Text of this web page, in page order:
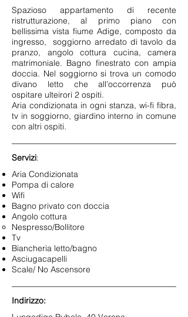
Spazioso appartamento di recente
ristrutturazione, al primo piano con
bellissima vista fiume Adige, composto da
ingresso, soggiorno arredato di tavolo da
pranzo, angolo cottura cucina, camera
matrimoniale. Bagno finestrato con ampia
doccia. Nel soggiorno si trova un comodo
divano letto che all’occorrenza può
ospitare ulteirori 2 ospiti.
Aria condizionata in ogni stanza, wi-fi fibra,
tv in soggiorno, giardino interno in comune
con altri ospiti.
Servizi:
Aria Condizionata
Pompa di calore
Wifi
Bagno privato con doccia
Angolo cottura
Nespresso/Bollitore
Tv
Biancheria letto/bagno
Asciugacapelli
Scale/ No Ascensore
Indirizzo: